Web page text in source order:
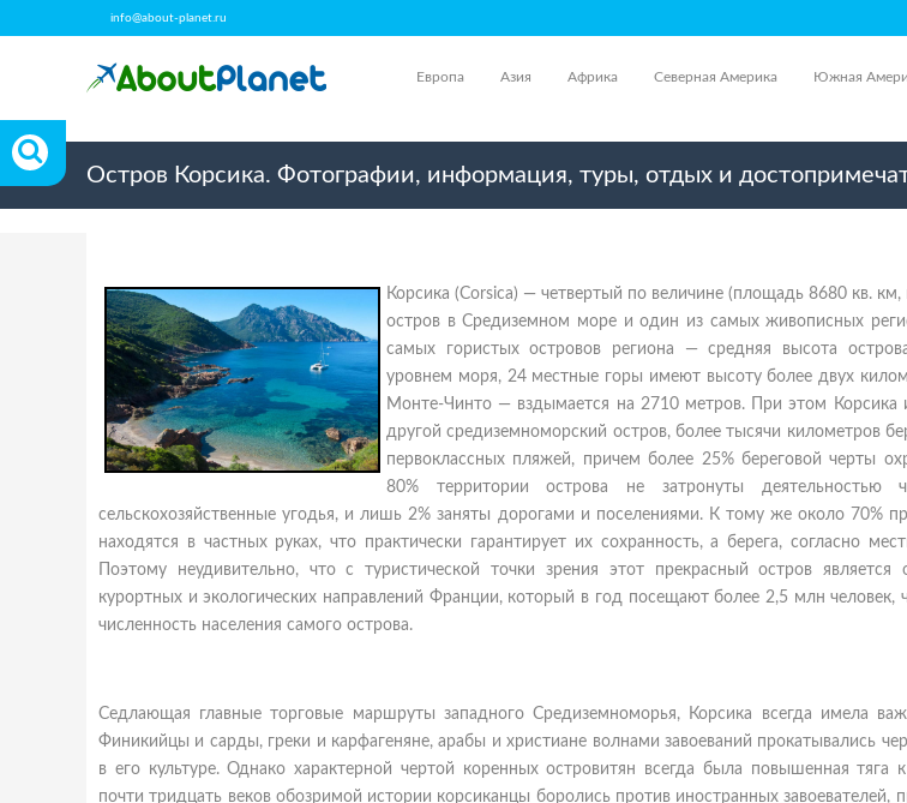
info@about-planet.ru
Европа Азия Африка Северная Америка Южная
Остров Корсика. Фотографии, информация, туры, отдых и
Корсика (Corsica) — четвертый по величине (площадь 8680 кв.
остров в Средиземном море и один из самых живописных
самых гористых островов региона — средняя высота
уровнем моря, 24 местные горы имеют высоту более двух
Монте-Чинто — вздымается на 2710 метров. При этом
другой средиземноморский остров, более тысячи километров
первоклассных пляжей, причем более 25% береговой черты
80% территории острова не затронуты деятельностью
сельскохозяйственные угодья, и лишь 2% заняты дорогами и поселениями. К тому же около 70%
находятся в частных руках, что практически гарантирует их сохранность, а берега, согласно
Поэтому неудивительно, что с туристической точки зрения этот прекрасный остров
курортных и экологических направлений Франции, который в год посещают более 2,5 млн человек,
численность населения самого острова.
Седлающая главные торговые маршруты западного Средиземноморья, Корсика всегда имела
Финикийцы и сарды, греки и карфагеняне, арабы и христиане волнами завоеваний прокатывались
в его культуре. Однако характерной чертой коренных островитян всегда была повышенная тяга
почти тридцать веков обозримой истории корсиканцы боролись против иностранных завоевателей,